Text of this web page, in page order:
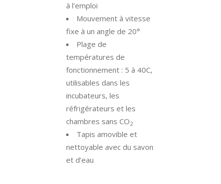
à l’emploi
Mouvement à vitesse
fixe à un angle de 20°
Plage de
températures de
fonctionnement : 5 à 40C,
utilisables dans les
incubateurs, les
réfrigérateurs et les
chambres sans CO2
Tapis amovible et
nettoyable avec du savon
et d’eau